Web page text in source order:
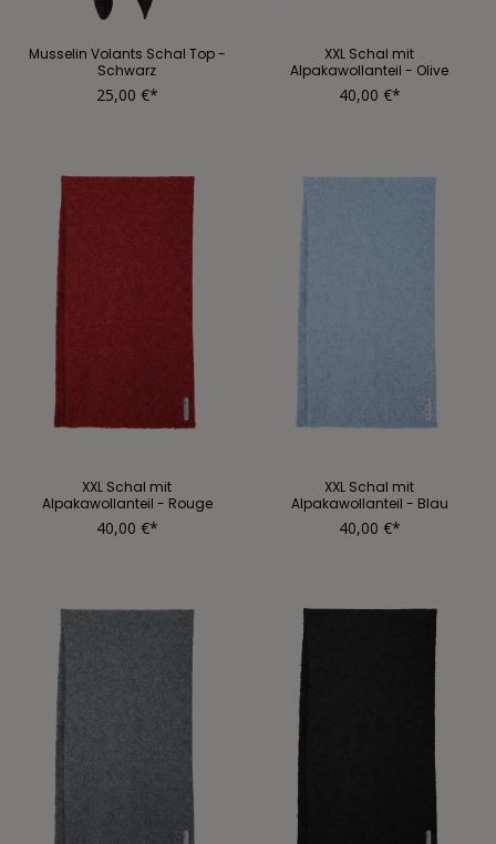
Musselin Volants Schal Top -
Schwarz
25,00 €*
XXL Schal mit
Alpakawollanteil - Olive
40,00 €*
XXL Schal mit
Alpakawollanteil - Rouge
40,00 €*
XXL Schal mit
Alpakawollanteil - Blau
40,00 €*